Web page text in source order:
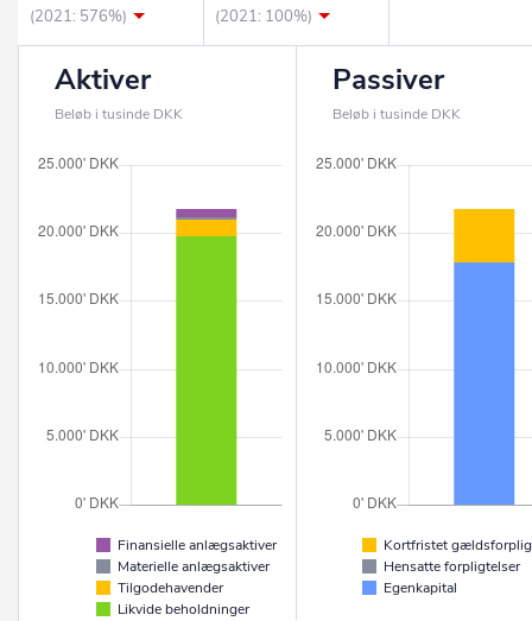
(2021: 576%) (2021: 100%)
Aktiver
Beløb i tusinde DKK
Finansielle anlægsaktiver
Materielle anlægsaktiver
Tilgodehavender
Likvide beholdninger
Passiver
Beløb i tusinde DKK
Kortfristet
Hensatte forpligtelser
Egenkapital